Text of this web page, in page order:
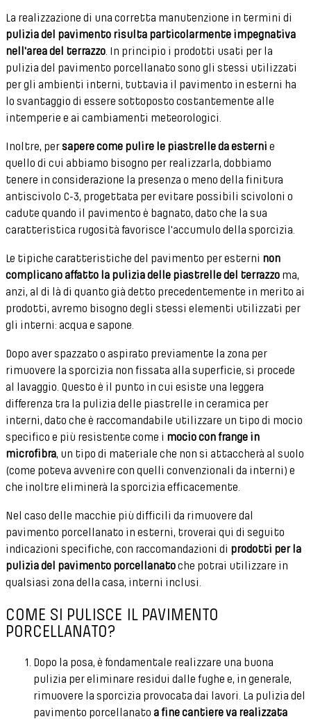
La realizzazione di una corretta manutenzione in termini di
pulizia del pavimento risulta particolarmente impegnativa
nell'area del terrazzo. In principio i prodotti usati per la
pulizia del pavimento porcellanato sono gli stessi utilizzati
per gli ambienti interni, tuttavia il pavimento in esterni ha
lo svantaggio di essere sottoposto costantemente alle
intemperie e ai cambiamenti meteorologici.
Inoltre, persapere come pulire le piastrelle da esterni e
quello di cui abbiamo bisogno per realizzarla, dobbiamo
tenere in considerazione la presenza o meno della finitura
antiscivolo C-3, progettata per evitare possibili scivoloni o
cadute quando il pavimento è bagnato, dato che la sua
caratteristica rugosità favorisce l'accumulo della sporcizia.
Le tipiche caratteristiche del pavimento per esterni non
complicano affatto la pulizia delle piastrelle del terrazzo ma,
anzi, al di là di quanto già detto precedentemente in merito ai
prodotti, avremo bisogno degli stessi elementi utilizzati per
gli interni: acqua e sapone.
Dopo aver spazzato o aspirato previamente la zona per
rimuovere la sporcizia non fissata alla superficie, si procede
al lavaggio. Questo è il punto in cui esiste una leggera
differenza tra la pulizia delle piastrelle in ceramica per
interni, dato che è raccomandabile utilizzare un tipo di mocio
specifico e più resistente come i mocio con frange in
microfibra, un tipo di materiale che non si attaccherà al suolo
(come poteva avvenire con quelli convenzionali da interni) e
che inoltre eliminerà la sporcizia efficacemente.
Nel caso delle macchie più difficili da rimuovere dal
pavimento porcellanato in esterni, troverai qui di seguito
indicazioni specifiche, con raccomandazioni di prodotti per la
pulizia del pavimento porcellanatoche potrai utilizzare in
qualsiasi zona della casa, interni inclusi.
COME SI PULISCE IL PAVIMENTO
PORCELLANATO?
Dopo la posa, è fondamentale realizzare una buona
pulizia per eliminare residui dalle fughe e, in generale,
rimuovere la sporcizia provocata dai lavori. La pulizia del
pavimento porcellanato a fine cantiere va realizzata